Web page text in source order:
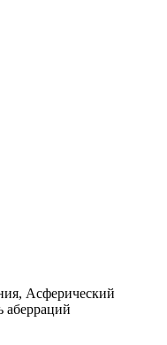
Асферический
аберраций